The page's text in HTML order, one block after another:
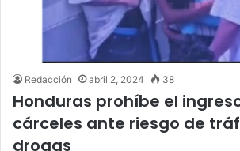
Redacción abril 2, 2024 38
Honduras prohíbe el
cárceles ante riesgo de
drogas